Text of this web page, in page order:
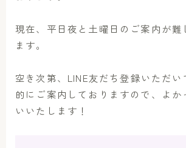
現在、平日夜と土曜日のご案内が難
ます。
空き次第、LINE友だち登録いただ
的にご案内しておりますので、よか
いいたします！